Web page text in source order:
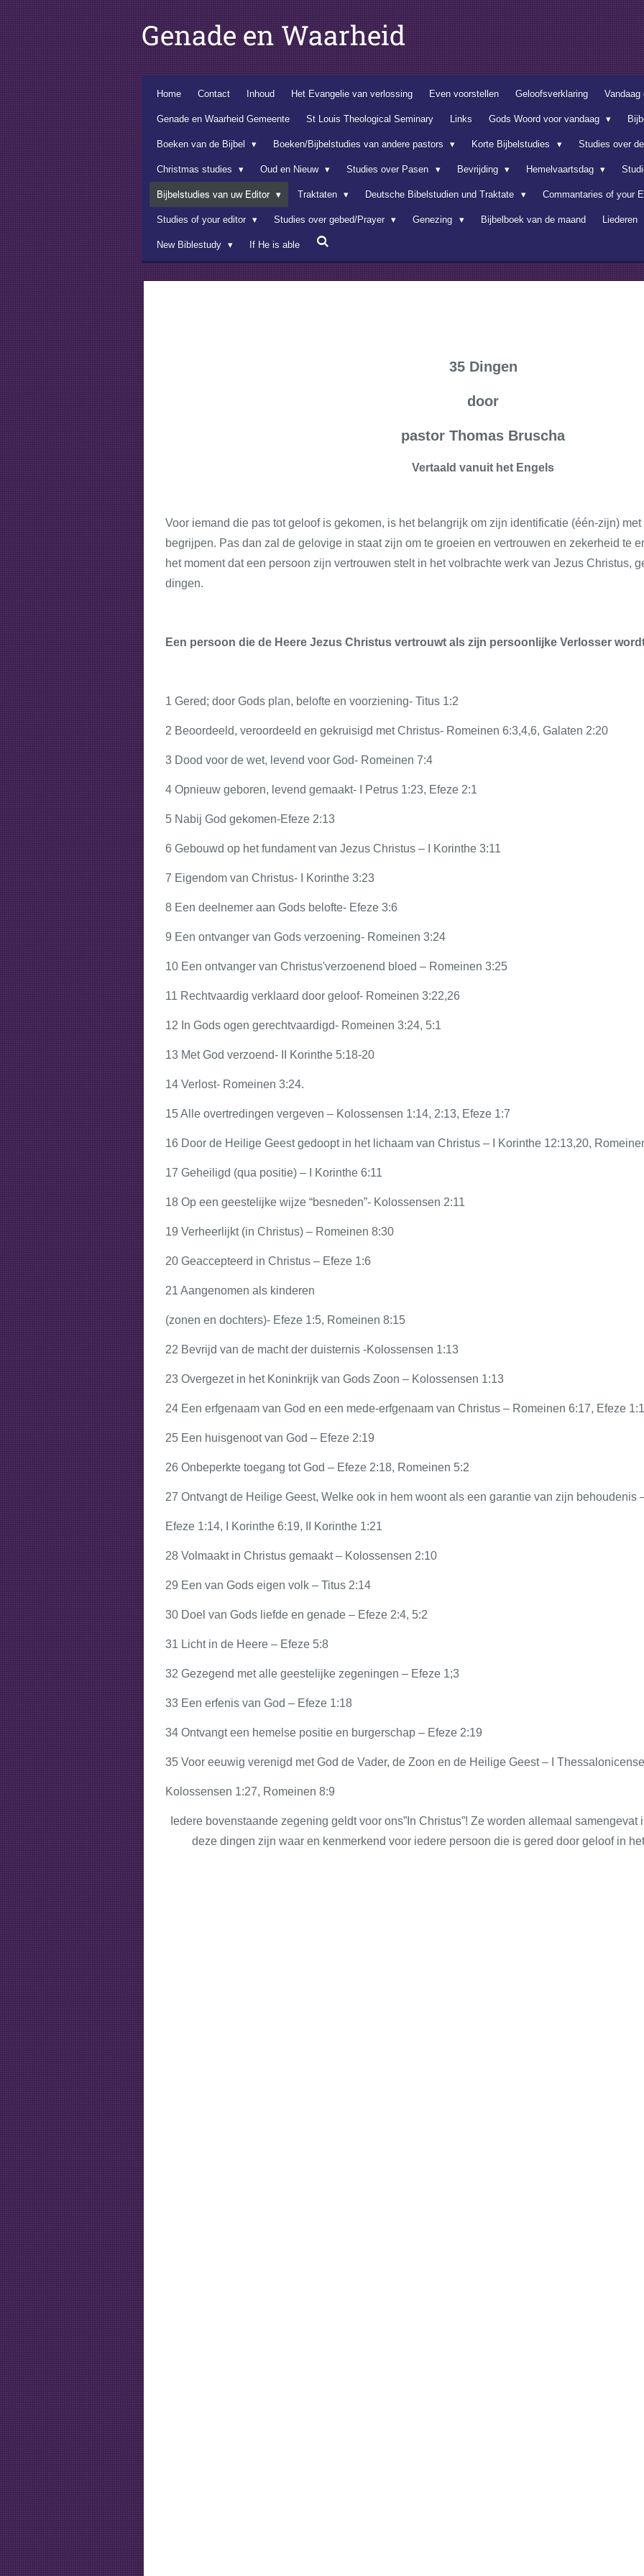
Genade en Waarheid
Home Contact Inhoud Het Evangelie van verlossing Even voorstellen Geloofsverklaring
Genade en Waarheid Gemeente St Louis Theological Seminary Links Gods Woord voor vandaag
Boeken van de Bijbel Boeken/Bijbelstudies van andere pastors Korte Bijbelstudies Studies over
Christmas studies Oud en Nieuw Studies over Pasen Bevrijding Hemelvaartsdag
Bijbelstudies van uw Editor Traktaten Deutsche Bibelstudien und Traktate Commantaries of your
Studies of your editor Studies over gebed/Prayer Genezing Bijbelboek van de maand Liederen
New Biblestudy If He is able
35 Dingen
door
pastor Thomas Bruscha
Vertaald vanuit het Engels
Voor iemand die pas tot geloof is gekomen, is het belangrijk om zijn identificatie (één-zijn)
begrijpen. Pas dan zal de gelovige in staat zijn om te groeien en vertrouwen en zekerheid te
het moment dat een persoon zijn vertrouwen stelt in het volbrachte werk van Jezus Christus,
dingen.
Een persoon die de Heere Jezus Christus vertrouwt als zijn persoonlijke Verlosser
1 Gered; door Gods plan, belofte en voorziening- Titus 1:2
2 Beoordeeld, veroordeeld en gekruisigd met Christus- Romeinen 6:3,4,6, Galaten 2:20
3 Dood voor de wet, levend voor God- Romeinen 7:4
4 Opnieuw geboren, levend gemaakt- I Petrus 1:23, Efeze 2:1
5 Nabij God gekomen-Efeze 2:13
6 Gebouwd op het fundament van Jezus Christus – I Korinthe 3:11
7 Eigendom van Christus- I Korinthe 3:23
8 Een deelnemer aan Gods belofte- Efeze 3:6
9 Een ontvanger van Gods verzoening- Romeinen 3:24
10 Een ontvanger van Christus'verzoenend bloed – Romeinen 3:25
11 Rechtvaardig verklaard door geloof- Romeinen 3:22,26
12 In Gods ogen gerechtvaardigd- Romeinen 3:24, 5:1
13 Met God verzoend- II Korinthe 5:18-20
14 Verlost- Romeinen 3:24.
15 Alle overtredingen vergeven – Kolossensen 1:14, 2:13, Efeze 1:7
16 Door de Heilige Geest gedoopt in het lichaam van Christus – I Korinthe 12:13,20,
17 Geheiligd (qua positie) – I Korinthe 6:11
18 Op een geestelijke wijze “besneden”- Kolossensen 2:11
19 Verheerlijkt (in Christus) – Romeinen 8:30
20 Geaccepteerd in Christus – Efeze 1:6
21 Aangenomen als kinderen
(zonen en dochters)- Efeze 1:5, Romeinen 8:15
22 Bevrijd van de macht der duisternis -Kolossensen 1:13
23 Overgezet in het Koninkrijk van Gods Zoon – Kolossensen 1:13
24 Een erfgenaam van God en een mede-erfgenaam van Christus – Romeinen 6:17, Efeze
25 Een huisgenoot van God – Efeze 2:19
26 Onbeperkte toegang tot God – Efeze 2:18, Romeinen 5:2
27 Ontvangt de Heilige Geest, Welke ook in hem woont als een garantie van zijn behoudenis
Efeze 1:14, I Korinthe 6:19, II Korinthe 1:21
28 Volmaakt in Christus gemaakt – Kolossensen 2:10
29 Een van Gods eigen volk – Titus 2:14
30 Doel van Gods liefde en genade – Efeze 2:4, 5:2
31 Licht in de Heere – Efeze 5:8
32 Gezegend met alle geestelijke zegeningen – Efeze 1;3
33 Een erfenis van God – Efeze 1:18
34 Ontvangt een hemelse positie en burgerschap – Efeze 2:19
35 Voor eeuwig verenigd met God de Vader, de Zoon en de Heilige Geest – I
Kolossensen 1:27, Romeinen 8:9
Iedere bovenstaande zegening geldt voor ons”In Christus”! Ze worden allemaal samengevat
deze dingen zijn waar en kenmerkend voor iedere persoon die is gered door geloof in